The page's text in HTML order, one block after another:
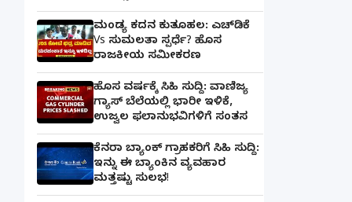
ಮಂಡ್ಯ ಕದನ ಕುತೂಹಲ: ಎಚ್‌ಡಿಕೆ
Vs ಸುಮಲತಾ ಸ್ಪರ್ಧೆ? ಹೊಸ
ರಾಜಕೀಯ ಸಮೀಕರಣ
ಹೊಸ ವರ್ಷಕ್ಕೆ ಸಿಹಿ ಸುದ್ದಿ: ವಾಣಿಜ್ಯ
ಗ್ಯಾಸ್‌ ಬೆಲೆಯಲ್ಲಿ ಭಾರೀ ಇಳಿಕೆ,
ಉಜ್ವಲ ಫಲಾನುಭವಿಗಳಿಗೆ ಸಂತಸ
ಕೆನರಾ ಬ್ಯಾಂಕ್‌ ಗ್ರಾಹಕರಿಗೆ ಸಿಹಿ ಸುದ್ದಿ:
ಇನ್ನು ಈ ಬ್ಯಾಂಕಿನ ವ್ಯವಹಾರ
ಮತ್ತಷ್ಟು ಸುಲಭ!